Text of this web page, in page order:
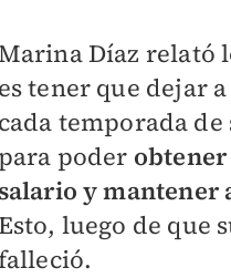
Díaz relató
es tener que dejar
cada temporada
para poder
salario y mantener
luego de que